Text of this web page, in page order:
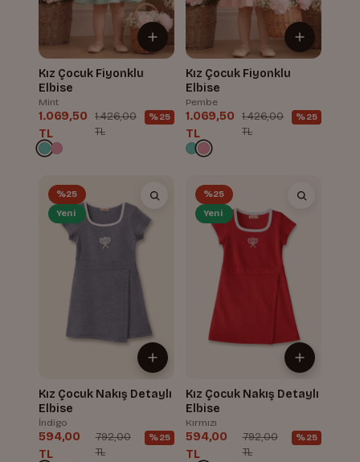
Kız Çocuk Fiyonklu
Elbise
Mint
1.069,50
TL
1.426,00
TL
%25
Kız Çocuk Fiyonklu
Elbise
Pembe
1.069,50
TL
1.426,00
TL
%25
%25
Yeni
Kız Çocuk Nakış Detaylı
Elbise
İndigo
594,00
TL
792,00
TL
%25
%25
Yeni
Kız Çocuk Nakış Detaylı
Elbise
Kırmızı
594,00
TL
792,00
TL
%25